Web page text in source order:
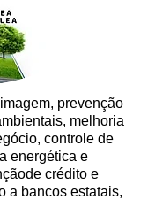
prevenção
melhoria
controle de
energética e
crédito e
a bancos estatais,